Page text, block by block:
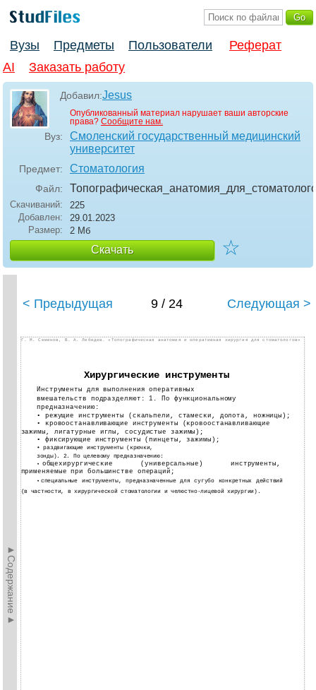
Вузы Предметы Пользователи
Реферат
AI
Заказать работу
Добавил:Jesus
Опубликованный материал нарушает ваши авторские
права? Сообщите нам.
Вуз:
Смоленский государственный медицинский
университет
Предмет: Стоматология
Файл:
Скачиваний:
225
Добавлен:
29.01.2023
Размер:
2 Мб
Скачать ☆
►Содержание►
< Предыдущая 9 / 24 Следующая >
Г. М. Семенов, В. А. Лебедев. «Топографическая анатомия и оперативная хирургия для стоматологов»
Хирургические инструменты
Инструменты для выполнения оперативных
вмешательств подразделяют: 1. По функциональному
предназначению:
• режущие инструменты (скальпели, стамески, долота, ножницы);
• кровоостанавливающие инструменты (кровоостанавливающие
зажимы, лигатурные иглы, сосудистые зажимы);
• фиксирующие инструменты (пинцеты, зажимы);
• раздвигающие инструменты (крючки,
зонды). 2. По целевому предназначению:
• общехирургические (универсальные) инструменты,
применяемые при большинстве операций;
• специальные инструменты, предназначенные для сугубо конкретных действий
(в частности, в хирургической стоматологии и челюстно-лицевой хирургии).